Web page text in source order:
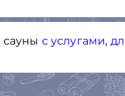
с услугами,